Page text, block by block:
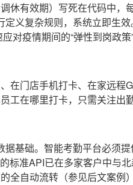
休有效期）写死在代码中，
定义复杂规则，系统立即生
疫情期间的“弹性到岗政策
在门店手机打卡、在家远程
工在哪里打卡，只需关注出
基础。智能考勤平台必须
的标准API已在多家客户中与
自动流转（参见后文案例）